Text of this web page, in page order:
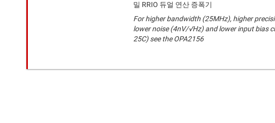
밀 RRIO 듀얼 연산 증폭기
For higher bandwidth (25MHz), higher
lower noise (4nV/√Hz) and lower input bias
25C) see the OPA2156